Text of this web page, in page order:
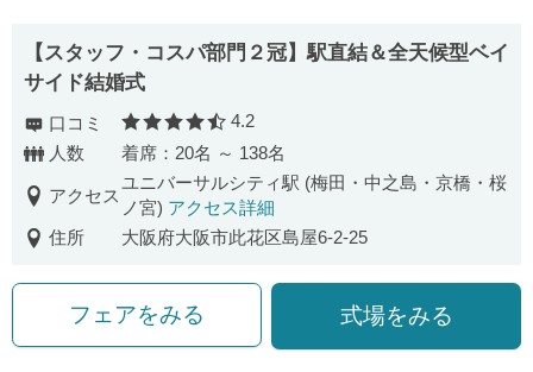
【スタッフ・コスパ部門２冠】駅直結＆全天候型ベイ
サイド結婚式
口コミ 口コミ評価
4.2
人数
着席：20名 ～ 138名
アクセス
ユニバーサルシティ駅 (梅田・中之島・京橋・桜
ノ宮) アクセス詳細
住所
大阪府大阪市此花区島屋6-2-25
フェアをみる 式場をみる